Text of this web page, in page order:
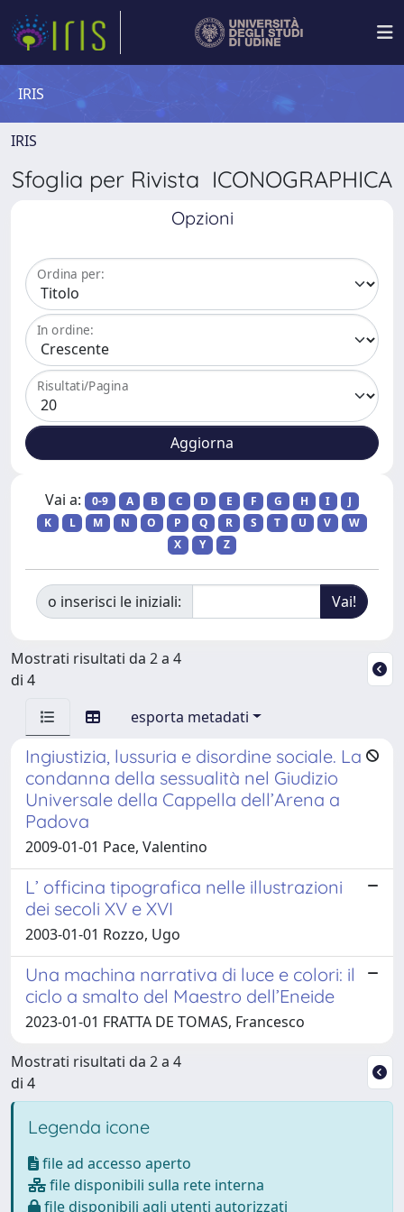
IRIS
IRIS
Sfoglia per Rivista ICONOGRAPHICA
Opzioni
Ordina per:
In ordine:
Risultati/Pagina
Vai a: 0-9 A B C D E F G H I
J
K
L M N O P Q R S T U V
W
X
Y Z
o inserisci le iniziali:
Mostrati risultati da 2 a 4
di 4
esporta metadati
Ingiustizia, lussuria e disordine sociale. La
condanna della sessualità nel Giudizio
Universale della Cappella dell’Arena a
Padova
2009-01-01 Pace, Valentino
L’ officina tipografica nelle illustrazioni
dei secoli XV e XVI
2003-01-01 Rozzo, Ugo
Una machina narrativa di luce e colori: il
ciclo a smalto del Maestro dell’Eneide
2023-01-01 FRATTA DE TOMAS, Francesco
Mostrati risultati da 2 a 4
di 4
Legenda icone
file ad accesso aperto
file disponibili sulla rete interna
file disponibili agli utenti autorizzati